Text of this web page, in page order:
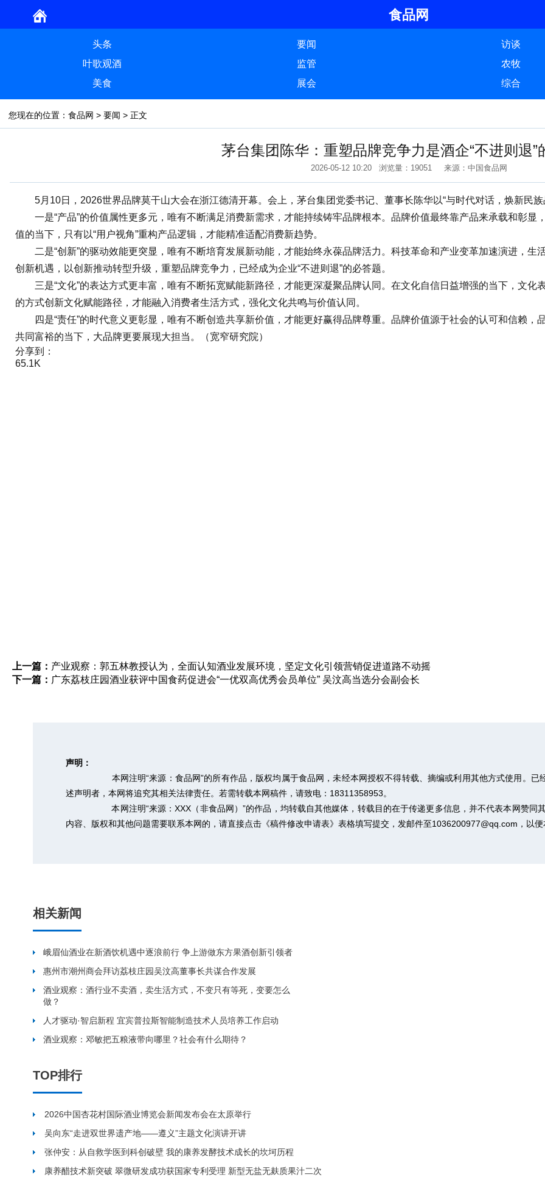
食品网
头条 要闻 访谈
叶歌观酒
监管 农牧
美食
展会 综合
您现在的位置： 食品网 > 要闻 > 正文
茅台集团陈华：重塑品牌竞争力是酒企“不进则退”
2026-05-12 10:20 浏览量：19051 来源：中国食品网
5月10日，2026世界品牌莫干山大会在浙江德清开幕。会上，茅台集团党委书记、董事长陈华以“与时代对话，焕新民族
一是“产品”的价值属性更多元，唯有不断满足消费新需求，才能持续铸牢品牌根本。品牌价值最终靠产品来承载和彰显，
值的当下，只有以“用户视角”重构产品逻辑，才能精准适配消费新趋势。
二是“创新”的驱动效能更突显，唯有不断培育发展新动能，才能始终永葆品牌活力。科技革命和产业变革加速演进，生
创新机遇，以创新推动转型升级，重塑品牌竞争力，已经成为企业“不进则退”的必答题。
三是“文化”的表达方式更丰富，唯有不断拓宽赋能新路径，才能更深凝聚品牌认同。在文化自信日益增强的当下，文化表
的方式创新文化赋能路径，才能融入消费者生活方式，强化文化共鸣与价值认同。
四是“责任”的时代意义更彰显，唯有不断创造共享新价值，才能更好赢得品牌尊重。品牌价值源于社会的认可和信赖，
共同富裕的当下，大品牌更要展现大担当。（宽窄研究院）
分享到：
65.1K
上一篇： 产业观察：郭五林教授认为，全面认知酒业发展环境，坚定文化引领营销促进道路不动摇
下一篇： 广东荔枝庄园酒业获评中国食药促进会“一优双高优秀会员单位” 吴汶高当选分会副会长
声明：
本网注明“来源：食品网”的所有作品，版权均属于食品网，未经本网授权不得转载、摘编或利用其他方式使用。已
述声明者，本网将追究其相关法律责任。若需转载本网稿件，请致电：18311358953。
本网注明“来源：XXX（非食品网）”的作品，均转载自其他媒体，转载目的在于传递更多信息，并不代表本网赞
内容、版权和其他问题需要联系本网的，请直接点击《稿件修改申请表》 表格填写提交，发邮件至1036200977@qq.com，以便
相关新闻
峨眉仙酒业在新酒饮机遇中逐浪前行 争上游做东方果酒创新引领者
惠州市潮州商会拜访荔枝庄园吴汶高董事长共谋合作发展
酒业观察：酒行业不卖酒，卖生活方式，不变只有等死，变要怎么
做？
人才驱动·智启新程 宜宾普拉斯智能制造技术人员培养工作启动
酒业观察：邓敏把五粮液带向哪里？社会有什么期待？
TOP排行
2026中国杏花村国际酒业博览会新闻发布会在太原举行
吴向东“走进双世界遗产地——遵义”主题文化演讲开讲
张仲安：从自救学医到科创破壁 我的康养发酵技术成长的坎坷历程
康养醋技术新突破 翠微研发成功获国家专利受理 新型无盐无麸质果汁二次